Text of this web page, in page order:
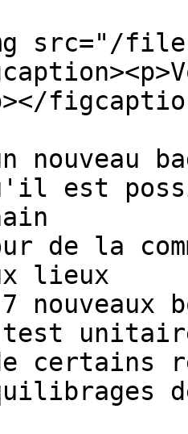
src="/
nouveau
est
de la
lieux
nouveaux
certains